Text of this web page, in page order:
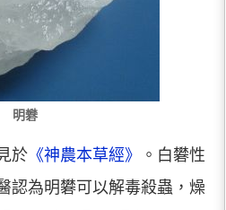
明礬
於 《神農本草經》
。白礬性
認為明礬可以解毒殺蟲，燥